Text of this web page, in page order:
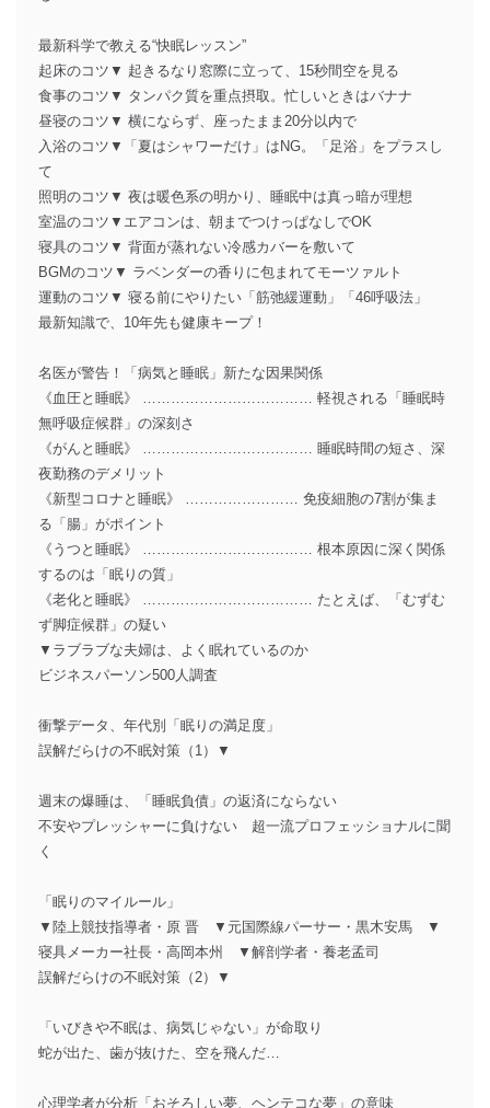
最新科学で教える“快眠レッスン”
起床のコツ▼ 起きるなり窓際に立って、15秒間空を見る
食事のコツ▼ タンパク質を重点摂取。忙しいときはバナナ
昼寝のコツ▼ 横にならず、座ったまま20分以内で
入浴のコツ▼「夏はシャワーだけ」はNG。「足浴」をプラスし
て
照明のコツ▼ 夜は暖色系の明かり、睡眠中は真っ暗が理想
室温のコツ▼エアコンは、朝までつけっぱなしでOK
寝具のコツ▼ 背面が蒸れない冷感カバーを敷いて
BGMのコツ▼ ラベンダーの香りに包まれてモーツァルト
運動のコツ▼ 寝る前にやりたい「筋弛緩運動」「46呼吸法」
最新知識で、10年先も健康キープ！
名医が警告！「病気と睡眠」新たな因果関係
《血圧と睡眠》 ……………………………… 軽視される「睡眠時
無呼吸症候群」の深刻さ
《がんと睡眠》 ……………………………… 睡眠時間の短さ、深
夜勤務のデメリット
《新型コロナと睡眠》 …………………… 免疫細胞の7割が集ま
る「腸」がポイント
《うつと睡眠》 ……………………………… 根本原因に深く関係
するのは「眠りの質」
《老化と睡眠》 ……………………………… たとえば、「むずむ
ず脚症候群」の疑い
▼ラブラブな夫婦は、よく眠れているのか
ビジネスパーソン500人調査
衝撃データ、年代別「眠りの満足度」
誤解だらけの不眠対策（1）▼
週末の爆睡は、「睡眠負債」の返済にならない
不安やプレッシャーに負けない 超一流プロフェッショナルに聞
く
「眠りのマイルール」
▼陸上競技指導者・原 晋 ▼元国際線パーサー・黒木安馬 ▼
寝具メーカー社長・高岡本州 ▼解剖学者・養老孟司
誤解だらけの不眠対策（2）▼
「いびきや不眠は、病気じゃない」が命取り
蛇が出た、歯が抜けた、空を飛んだ…
心理学者が分析「おそろしい夢、ヘンテコな夢」の意味